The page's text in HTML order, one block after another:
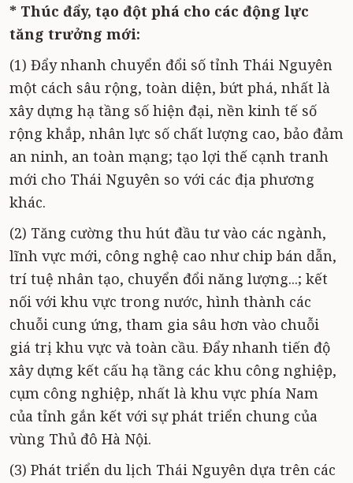
* Thúc đẩy, tạo đột phá cho các động lực
tăng trưởng mới:
(1) Đẩy nhanh chuyển đổi số tỉnh Thái Nguyên
một cách sâu rộng, toàn diện, bứt phá, nhất là
xây dựng hạ tầng số hiện đại, nền kinh tế số
rộng khắp, nhân lực số chất lượng cao, bảo đảm
an ninh, an toàn mạng; tạo lợi thế cạnh tranh
mới cho Thái Nguyên so với các địa phương
khác.
(2) Tăng cường thu hút đầu tư vào các ngành,
lĩnh vực mới, công nghệ cao như chip bán dẫn,
trí tuệ nhân tạo, chuyển đổi năng lượng...; kết
nối với khu vực trong nước, hình thành các
chuỗi cung ứng, tham gia sâu hơn vào chuỗi
giá trị khu vực và toàn cầu. Đẩy nhanh tiến độ
xây dựng kết cấu hạ tầng các khu công nghiệp,
cụm công nghiệp, nhất là khu vực phía Nam
của tỉnh gắn kết với sự phát triển chung của
vùng Thủ đô Hà Nội.
(3) Phát triển du lịch Thái Nguyên dựa trên các